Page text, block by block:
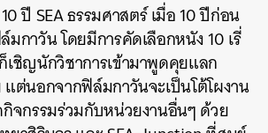
ปี SEA ธรรมศาสตร์ เมื่อ 10 ปีก่อน
มกาวัน โดยมีการคัดเลือกหนัง 10 เรี่
ชิญนักวิชาการเข้ามาพูดคุยแลก
ต่นอกจากฟิล์มกาวันจะเป็นโต้โผงาน
จกรรมร่วมกับหน่วยงานอื่นๆ ด้วย